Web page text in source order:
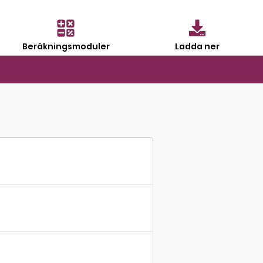
Beräkningsmoduler Ladda ner